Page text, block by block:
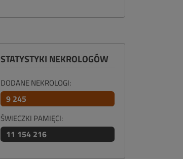
STATYSTYKI NEKROLOGÓW
DODANE NEKROLOGI:
9 245
ŚWIECZKI PAMIĘCI:
11 154 216